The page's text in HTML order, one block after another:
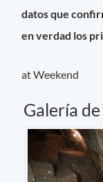
datos que
en verdad los
at Weekend
Galería